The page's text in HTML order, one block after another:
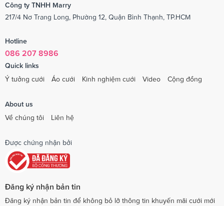
Công ty TNHH Marry
217/4 Nơ Trang Long, Phường 12, Quận Bình Thạnh, TP.HCM
Hotline
086 207 8986
Quick links
Ý tưởng cưới
Áo cưới Kinh nghiệm cưới Video Cộng đồng
About us
Về chúng tôi
Liên hệ
Được chứng nhận bởi
Đăng ký nhận bản tin
Đăng ký nhận bản tin để không bỏ lỡ thông tin khuyến mãi cưới mới